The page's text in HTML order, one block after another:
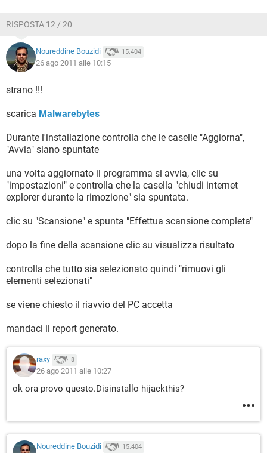
RISPOSTA 12 / 20
Noureddine Bouzidi 15.404
26 ago 2011 alle 10:15
strano !!!
scarica Malwarebytes
Durante l'installazione controlla che le caselle "Aggiorna",
"Avvia" siano spuntate
una volta aggiornato il programma si avvia, clic su
"impostazioni" e controlla che la casella "chiudi internet
explorer durante la rimozione" sia spuntata.
clic su "Scansione" e spunta "Effettua scansione completa"
dopo la fine della scansione clic su visualizza risultato
controlla che tutto sia selezionato quindi "rimuovi gli
elementi selezionati"
se viene chiesto il riavvio del PC accetta
mandaci il report generato.
raxy 8
26 ago 2011 alle 10:27
ok ora provo questo.Disinstallo hijackthis?
Noureddine Bouzidi 15.404